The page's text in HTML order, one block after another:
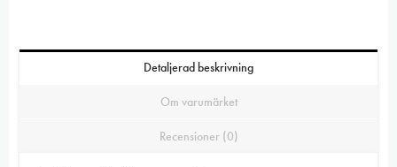
Detaljerad beskrivning
Om varumärket
Recensioner (0)